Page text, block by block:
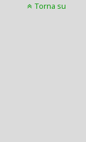
Torna su